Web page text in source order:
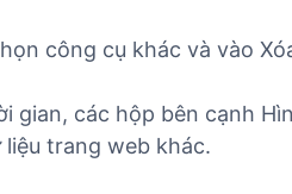
công cụ khác và vào
gian, các hộp bên cạnh
trang web khác.